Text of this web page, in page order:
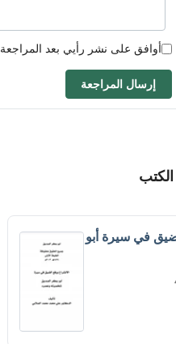
أوافق على نشر رأيي بعد المراجعة.
إرسال المراجعة
في سيرة أبو